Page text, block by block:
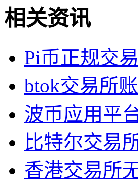
相关资讯
Pi币正规交
btok交易所
波币应用平
比特尔交易
香港交易所